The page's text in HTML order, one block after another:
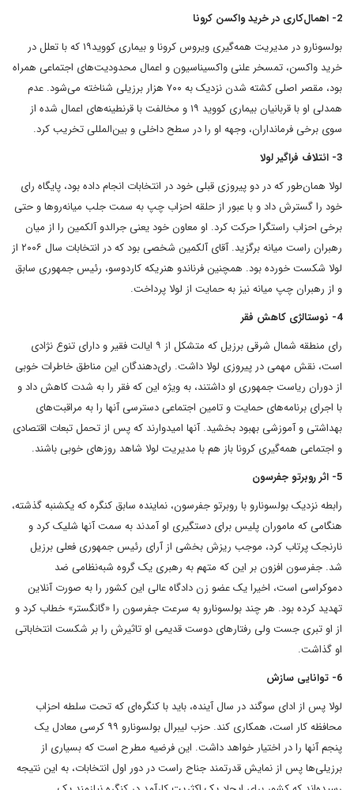
2- اهمال‌کاری در خرید واکسن کرونا
بولسونارو در مدیریت همه‌گیری ویروس کرونا و بیماری کووید۱۹ که با تعلل در
خرید واکسن، تمسخر علنی واکسیناسیون و اعمال محدودیت‌های اجتماعی همراه
بود، مقصر اصلی کشته شدن نزدیک به ۷۰۰ هزار برزیلی شناخته می‌شود. عدم
همدلی او با قربانیان بیماری کووید ۱۹ و مخالفت با قرنطینه‌های اعمال شده از
سوی برخی فرمانداران، وجهه او را در سطح داخلی و بین‌المللی تخریب کرد.
3- ائتلاف فراگیر لولا
لولا همان‌طور که در دو پیروزی قبلی خود در انتخابات انجام داده بود، پایگاه رای
خود را گسترش داد و با عبور از حلقه احزاب چپ به سمت جلب میانه‌روها و حتی
برخی احزاب راستگرا حرکت کرد. او معاون خود یعنی جرالدو آلکمین را از میان
رهبران راست میانه برگزید. آقای آلکمین شخصی بود که در انتخابات سال ۲۰۰۶ از
لولا شکست خورده بود. همچنین فرناندو هنریکه کاردوسو، رئیس جمهوری سابق
و از رهبران چپ میانه نیز به حمایت از لولا پرداخت.
4- نوستالژی کاهش فقر
رای منطقه شمال شرقی برزیل که متشکل از ۹ ایالت فقیر و دارای تنوع نژادی
است، نقش مهمی در پیروزی لولا داشت. رای‌دهندگان این مناطق خاطرات خوبی
از دوران ریاست جمهوری او داشتند، به ویژه این که فقر را به شدت کاهش داد و
با اجرای برنامه‌های حمایت و تامین اجتماعی دسترسی آنها را به مراقبت‌های
بهداشتی و آموزشی بهبود بخشید. آنها امیدوارند که پس از تحمل تبعات اقتصادی
و اجتماعی همه‌گیری کرونا باز هم با مدیریت لولا شاهد روزهای خوبی باشند.
5- اثر روبرتو جفرسون
رابطه نزدیک بولسونارو با روبرتو جفرسون، نماینده سابق کنگره که یکشنبه گذشته،
هنگامی که ماموران پلیس برای دستگیری او آمدند به سمت آنها شلیک کرد و
نارنجک پرتاب کرد، موجب ریزش بخشی از آرای رئیس جمهوری فعلی برزیل
شد. جفرسون افزون بر این که متهم به رهبری یک گروه شبه‌نظامی ضد
دموکراسی است، اخیرا یک عضو زن دادگاه عالی این کشور را به صورت آنلاین
تهدید کرده بود. هر چند بولسونارو به سرعت جفرسون را «گانگستر» خطاب کرد و
از او تبری جست ولی رفتارهای دوست قدیمی او تاثیرش را بر شکست انتخاباتی
او گذاشت.
6- توانایی سازش
لولا پس از ادای سوگند در سال آینده، باید با کنگره‌ای که تحت سلطه احزاب
محافظه کار است، همکاری کند. حزب لیبرال بولسونارو ۹۹ کرسی‌ معادل یک
پنجم آنها را در اختیار خواهد داشت. این فرضیه مطرح است که بسیاری از
برزیلی‌ها پس از نمایش قدرتمند جناح راست در دور اول انتخابات، به این نتیجه